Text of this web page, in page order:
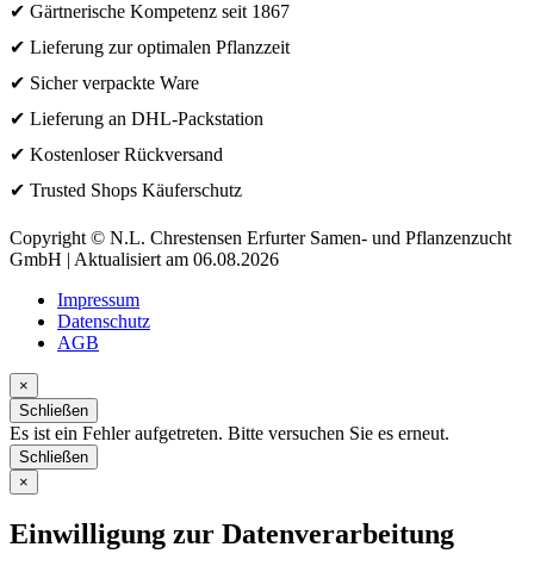
✔ Gärtnerische Kompetenz seit 1867
✔ Lieferung zur optimalen Pflanzzeit
✔ Sicher verpackte Ware
✔ Lieferung an DHL-Packstation
✔ Kostenloser Rückversand
✔ Trusted Shops Käuferschutz
Copyright © N.L. Chrestensen Erfurter Samen- und Pflanzenzucht
GmbH | Aktualisiert am 06.08.2026
Impressum
Datenschutz
AGB
×
Schließen
Es ist ein Fehler aufgetreten. Bitte versuchen Sie es erneut.
Schließen
×
Einwilligung zur Datenverarbeitung